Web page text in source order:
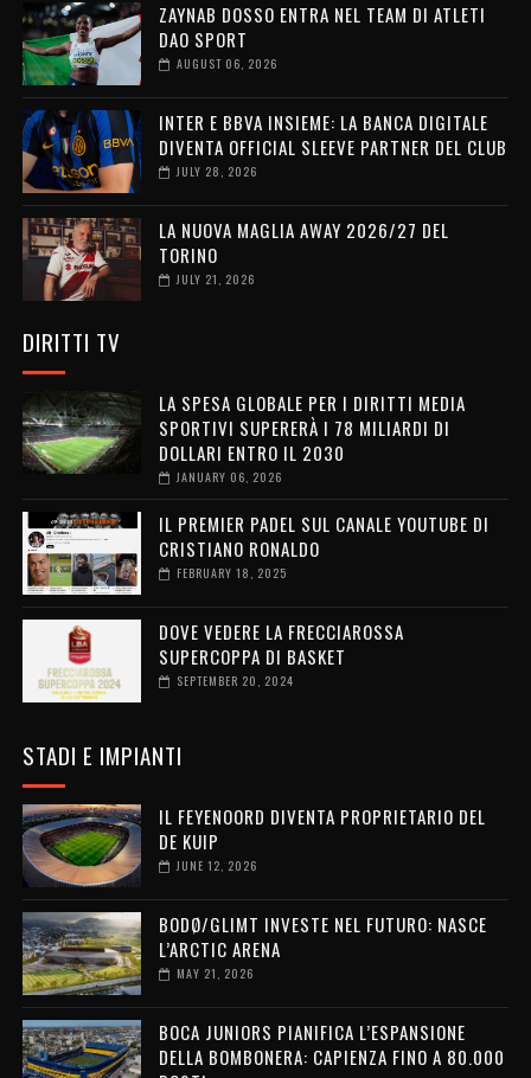
ZAYNAB DOSSO ENTRA NEL TEAM DI ATLETI
DAO SPORT
AUGUST 06, 2026
INTER E BBVA INSIEME: LA BANCA DIGITALE
DIVENTA OFFICIAL SLEEVE PARTNER DEL CLUB
JULY 28, 2026
LA NUOVA MAGLIA AWAY 2026/27 DEL
TORINO
JULY 21, 2026
DIRITTI TV
LA SPESA GLOBALE PER I DIRITTI MEDIA
SPORTIVI SUPERERÀ I 78 MILIARDI DI
DOLLARI ENTRO IL 2030
JANUARY 06, 2026
IL PREMIER PADEL SUL CANALE YOUTUBE DI
CRISTIANO RONALDO
FEBRUARY 18, 2025
DOVE VEDERE LA FRECCIAROSSA
SUPERCOPPA DI BASKET
SEPTEMBER 20, 2024
STADI E IMPIANTI
IL FEYENOORD DIVENTA PROPRIETARIO DEL
DE KUIP
JUNE 12, 2026
BODØ/GLIMT INVESTE NEL FUTURO: NASCE
L’ARCTIC ARENA
MAY 21, 2026
BOCA JUNIORS PIANIFICA L’ESPANSIONE
DELLA BOMBONERA: CAPIENZA FINO A 80.000